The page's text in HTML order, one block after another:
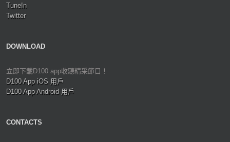
TuneIn
Twitter
DOWNLOAD
立即下載D100 app收聽精采節目！
D100 App iOS 用戶
D100 App Android 用戶
CONTACTS